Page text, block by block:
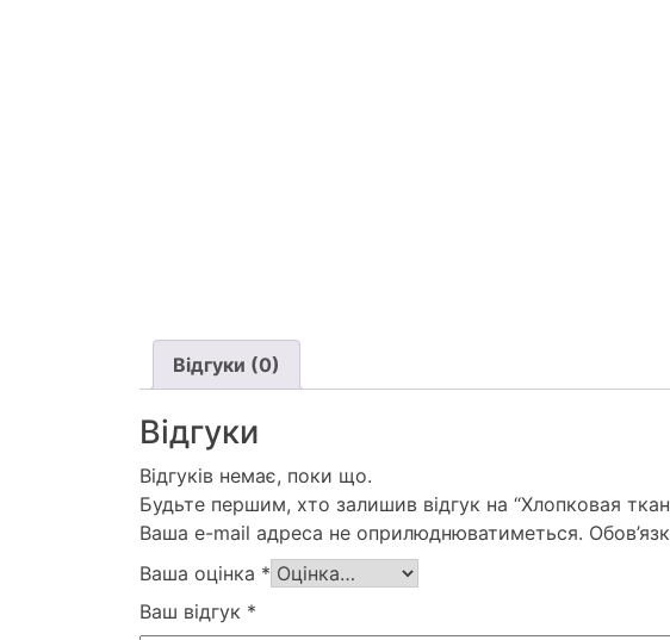
Відгуки (0)
Відгуки
Відгуків немає, поки що.
Будьте першим, хто залишив відгук на “Хлопковая
Ваша e-mail адреса не оприлюднюватиметься.
Ваша оцінка *
Ваш відгук *